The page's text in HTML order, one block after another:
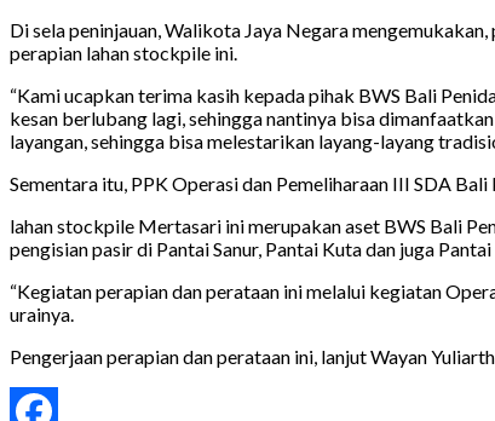
Di sela peninjauan, Walikota Jaya Negara
perapian lahan stockpile ini.
“Kami ucapkan terima kasih kepada pihak BWS Bali
kesan berlubang lagi, sehingga nantinya bisa
layangan, sehingga bisa melestarikan layang-layang
Sementara itu, PPK Operasi dan Pemeliharaan III SDA
lahan stockpile Mertasari ini merupakan aset BWS Bali
pengisian pasir di Pantai Sanur, Pantai Kuta dan juga
“Kegiatan perapian dan perataan ini melalui kegiatan
urainya.
Pengerjaan perapian dan perataan ini, lanjut Wayan